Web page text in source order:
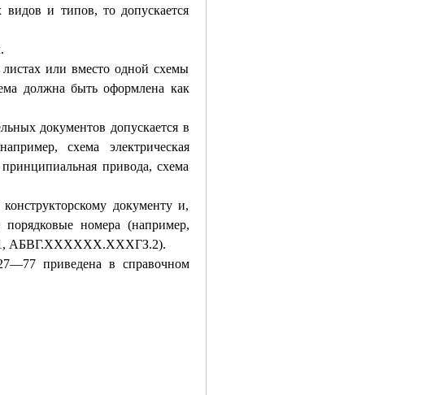
и типов, то допускается
или вместо одной схемы
должна быть оформлена как
документов допускается в
схема электрическая
привода, схема
документу и,
номера (например,
АБВГ.ХХХХХХ.ХХХГЗ.2).
приведена в справочном